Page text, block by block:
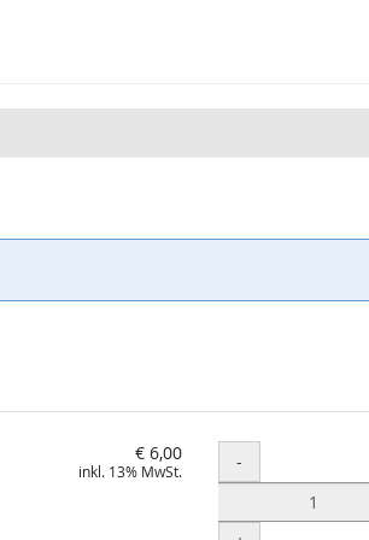
€ 6,00
inkl. 13% MwSt. Menge
-